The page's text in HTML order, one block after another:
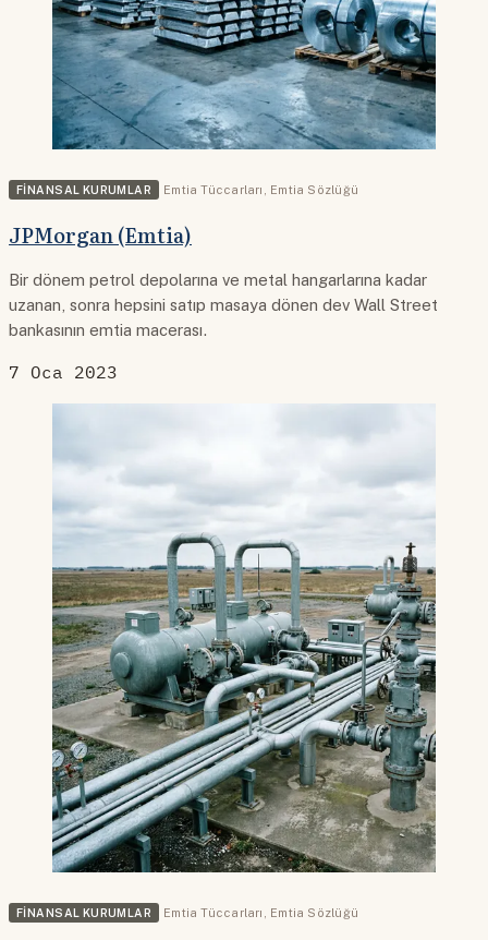
FINANSAL KURUMLAR Emtia Tüccarları , Emtia Sözlüğü
JPMorgan (Emtia)
Bir dönem petrol depolarına ve metal hangarlarına kadar
uzanan, sonra hepsini satıp masaya dönen dev Wall Street
bankasının emtia macerası.
7 Oca 2023
FINANSAL KURUMLAR Emtia Tüccarları Emtia Sözlüğü